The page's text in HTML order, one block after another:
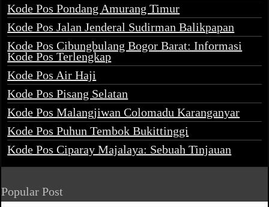
Kode Pos Pondang Amurang Timur
Kode Pos Jalan Jenderal Sudirman Balikpapan
Kode Pos Cibungbulang Bogor Barat: Informasi
Kode Pos Terlengkap
Kode Pos Air Haji
Kode Pos Pisang Selatan
Kode Pos Malangjiwan Colomadu Karanganyar
Kode Pos Puhun Tembok Bukittinggi
Kode Pos Ciparay Majalaya: Sebuah Tinjauan
Popular Post